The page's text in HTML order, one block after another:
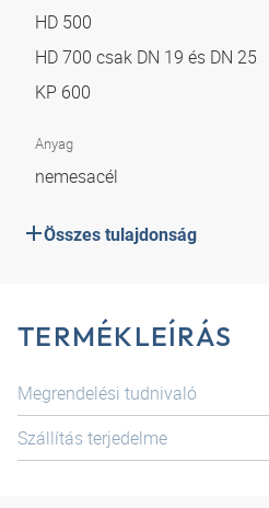
HD 500
HD 700 csak DN 19 és DN 25
KP 600
Anyag
nemesacél
Összes tulajdonság
TERMÉKLEÍRÁS
Megrendelési tudnivaló
Szállítás terjedelme